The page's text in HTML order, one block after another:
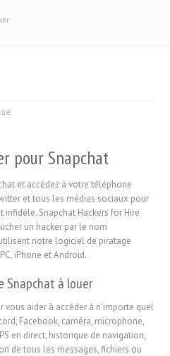
pour Snapchat
et accédez à votre téléphone
et tous les médias sociaux pour
Snapchat Hackers for Hire
un hacker par le nom
notre logiciel de piratage
iPhone et Android.
Snapchat à louer
vous aider à accéder à n'importe quel
Facebook, caméra, microphone,
en direct, historique de navigation,
de tous les messages, fichiers ou